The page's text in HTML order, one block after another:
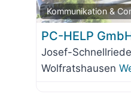
Kommunikation &
PC-HELP
Josef-
Wolfratshausen